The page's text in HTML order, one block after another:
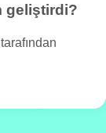
geliştirdi?